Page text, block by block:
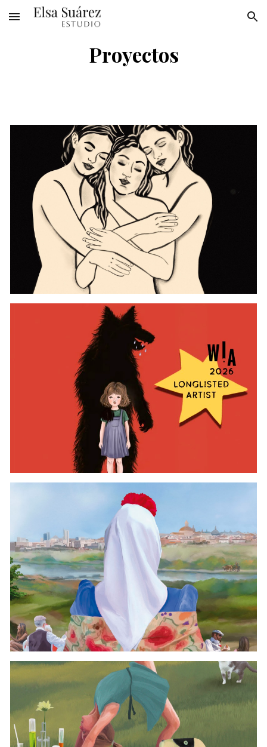
Skip to main content Skip to navigation
Proyectos